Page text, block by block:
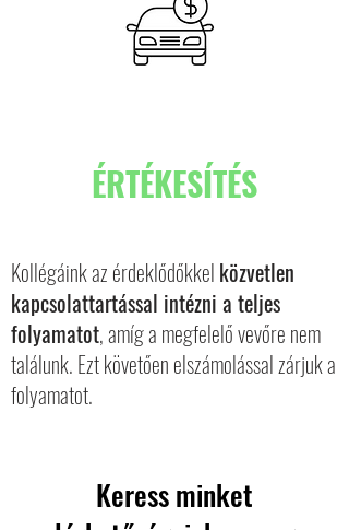
ÉRTÉKESÍTÉS
Kollégáink az érdeklődőkkel közvetlen
kapcsolattartással intézni a teljes
folyamatot, amíg a megfelelő vevőre nem
találunk. Ezt követően elszámolással zárjuk a
folyamatot.
Keress minket